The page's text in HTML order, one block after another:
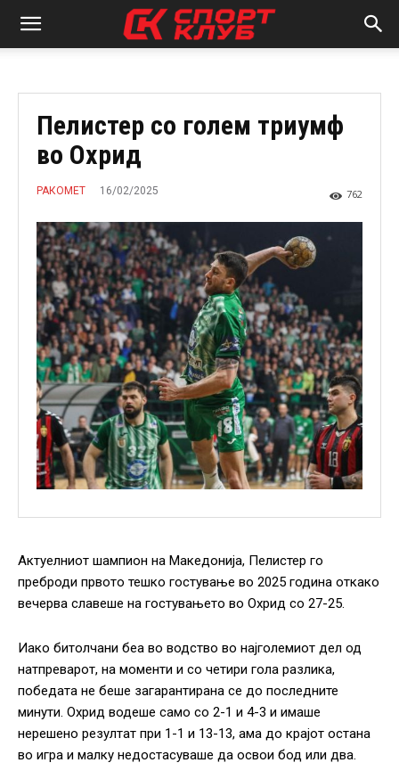
Пелистер со голем триумф
во Охрид
РАКОМЕТ 16/02/2025 762
Актуелниот шампион на Македонија, Пелистер го
преброди првото тешко гостување во 2025 година откако
вечерва славеше на гостувањето во Охрид со 27-25.
Иако битолчани беа во водство во најголемиот дел од
натпреварот, на моменти и со четири гола разлика,
победата не беше загарантирана се до последните
минути. Охрид водеше само со 2-1 и 4-3 и имаше
нерешено резултат при 1-1 и 13-13, ама до крајот остана
во игра и малку недостасуваше да освои бод или два.